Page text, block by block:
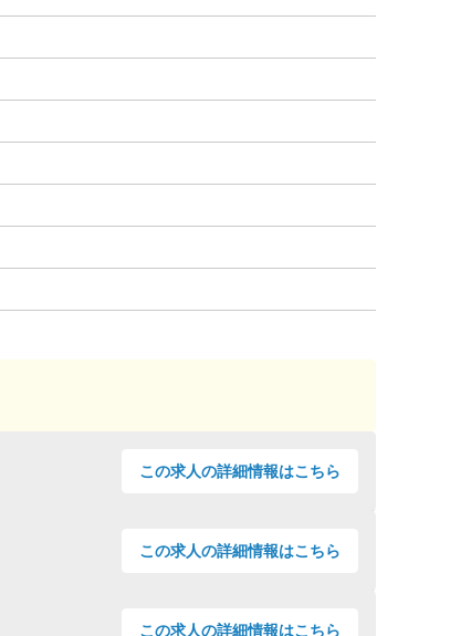
この求人の詳細情報はこちら
この求人の詳細情報はこちら
この求人の詳細情報はこちら